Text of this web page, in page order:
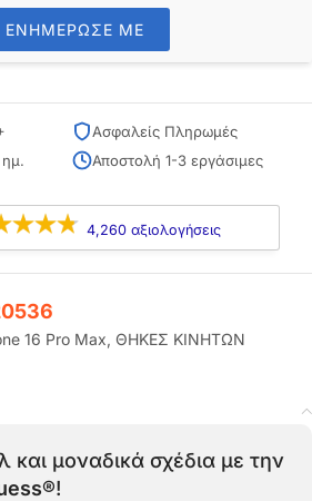
ΕΝΗΜΕΡΩΣΕ ΜΕ
Ασφαλείς Πληρωμές
Αποστολή 1-3 εργάσιμες
4,260 αξιολογήσεις
16 Pro Max, ΘΗΚΕΣ ΚΙΝΗΤΩΝ
και μοναδικά σχέδια με την
!